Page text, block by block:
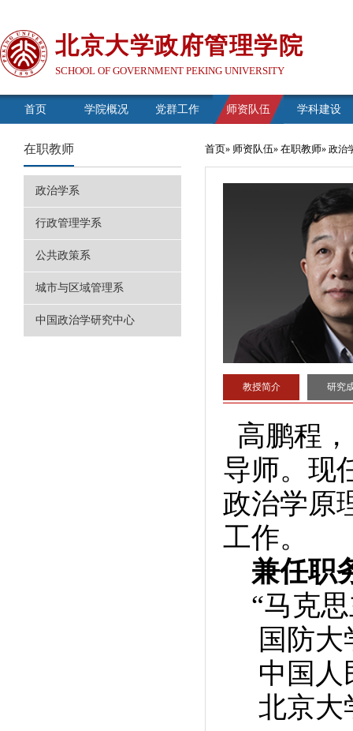
北京大学政府管理学院
SCHOOL OF GOVERNMENT PEKING UNIVERSITY
首页 学院概况 党群工作 师资队伍 学科建设
在职教师
政治学系
行政管理学系
公共政策系
城市与区域管理系
中国政治学研究中心
首页» 师资队伍» 在职教师» 政治
教授简介 研究
高鹏程
导师。现
政治学原
工作。
兼任职
“马克思
国防大
中国人
北京大